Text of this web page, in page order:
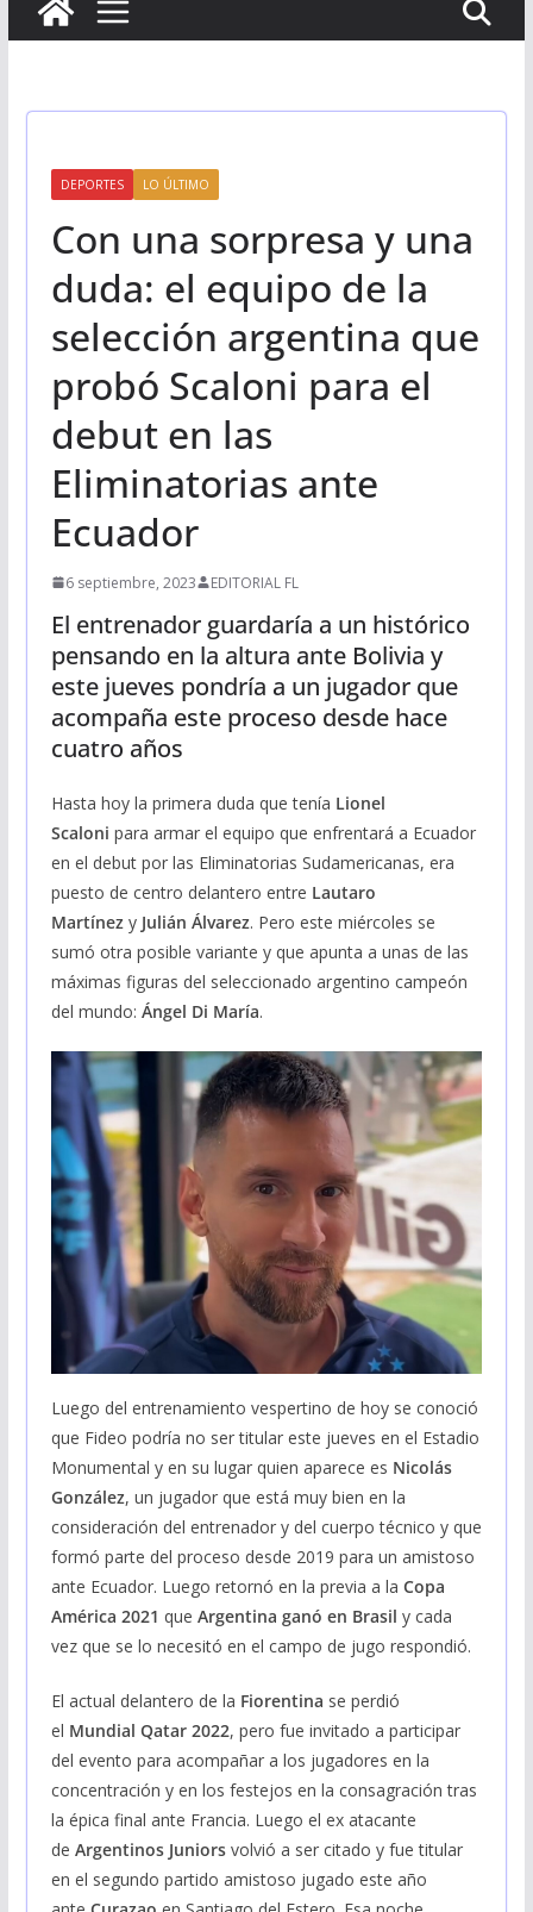
DEPORTES LO ÚLTIMO
Con una sorpresa y una
duda: el equipo de la
selección argentina que
probó Scaloni para el
debut en las
Eliminatorias ante
Ecuador
6 septiembre, 2023 EDITORIAL FL
El entrenador guardaría a un histórico
pensando en la altura ante Bolivia y
este jueves pondría a un jugador que
acompaña este proceso desde hace
cuatro años
Hasta hoy la primera duda que tenía Lionel
Scaloni para armar el equipo que enfrentará a Ecuador
en el debut por las Eliminatorias Sudamericanas, era
puesto de centro delantero entre Lautaro
Martínez y Julián Álvarez. Pero este miércoles se
sumó otra posible variante y que apunta a unas de las
máximas figuras del seleccionado argentino campeón
del mundo: Ángel Di María.
Luego del entrenamiento vespertino de hoy se conoció
que Fideo podría no ser titular este jueves en el Estadio
Monumental y en su lugar quien aparece es Nicolás
González, un jugador que está muy bien en la
consideración del entrenador y del cuerpo técnico y que
formó parte del proceso desde 2019 para un amistoso
ante Ecuador. Luego retornó en la previa a la Copa
América 2021 que Argentina ganó en Brasil y cada
vez que se lo necesitó en el campo de jugo respondió.
El actual delantero de la Fiorentina se perdió
el Mundial Qatar 2022, pero fue invitado a participar
del evento para acompañar a los jugadores en la
concentración y en los festejos en la consagración tras
la épica final ante Francia. Luego el ex atacante
de Argentinos Juniorsvolvió a ser citado y fue titular
en el segundo partido amistoso jugado este año